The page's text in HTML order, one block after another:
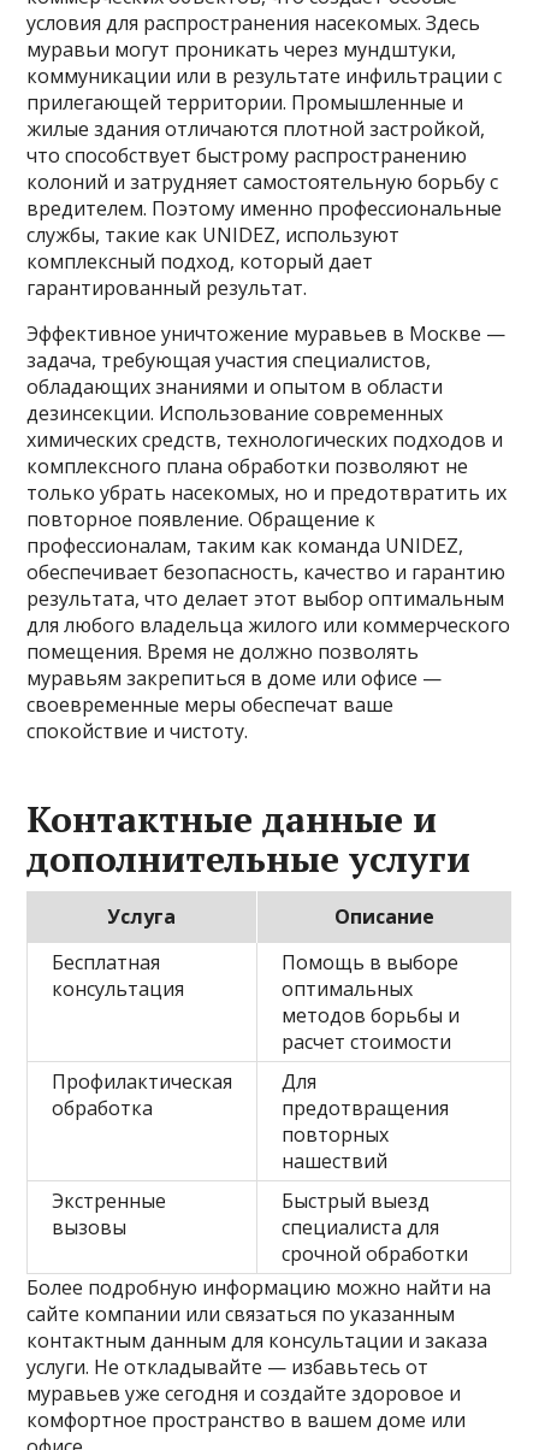
условия для распространения насекомых. Здесь
муравьи могут проникать через мундштуки,
коммуникации или в результате инфильтрации с
прилегающей территории. Промышленные и
жилые здания отличаются плотной застройкой,
что способствует быстрому распространению
колоний и затрудняет самостоятельную борьбу с
вредителем. Поэтому именно профессиональные
службы, такие как UNIDEZ, используют
комплексный подход, который дает
гарантированный результат.
Эффективное уничтожение муравьев в Москве —
задача, требующая участия специалистов,
обладающих знаниями и опытом в области
дезинсекции. Использование современных
химических средств, технологических подходов и
комплексного плана обработки позволяют не
только убрать насекомых, но и предотвратить их
повторное появление. Обращение к
профессионалам, таким как команда UNIDEZ,
обеспечивает безопасность, качество и гарантию
результата, что делает этот выбор оптимальным
для любого владельца жилого или коммерческого
помещения. Время не должно позволять
муравьям закрепиться в доме или офисе —
своевременные меры обеспечат ваше
спокойствие и чистоту.
Контактные данные и
дополнительные услуги
Услуга
Описание
Бесплатная
консультация
Помощь в выборе
оптимальных
методов борьбы и
расчет стоимости
Профилактическая
обработка
Для
предотвращения
повторных
нашествий
Экстренные
вызовы
Быстрый выезд
специалиста для
срочной обработки
Более подробную информацию можно найти на
сайте компании или связаться по указанным
контактным данным для консультации и заказа
услуги. Не откладывайте — избавьтесь от
муравьев уже сегодня и создайте здоровое и
комфортное пространство в вашем доме или